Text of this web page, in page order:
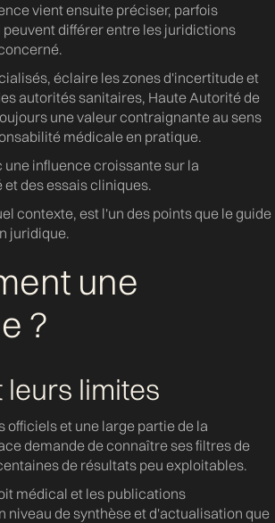
vient ensuite préciser, parfois
différer entre les juridictions
éclaire les zones d'incertitude et
autorités sanitaires, Haute Autorité de
une valeur contraignante au sens
médicale en pratique.
influence croissante sur la
des essais cliniques.
contexte, est l'un des points que le guide
juridique.
une
?
limites
et une large partie de la
demande de connaître ses filtres de
de résultats peu exploitables.
médical et les publications
niveau de synthèse et d'actualisation que